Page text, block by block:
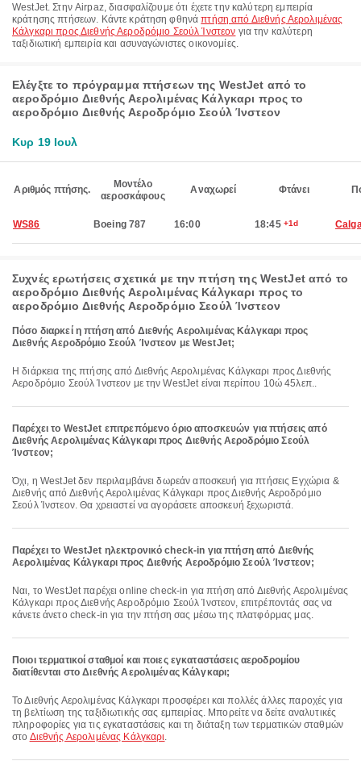
WestJet. Στην Airpaz, διασφαλίζουμε ότι έχετε την καλύτερη εμπειρία
κράτησης πτήσεων. Κάντε κράτηση φθηνάπτήση από Διεθνής Αερολιμένας
Κάλγκαρι προς Διεθνής Αεροδρόμιο Σεούλ Ίνστεον για την καλύτερη
ταξιδιωτική εμπειρία και ασυναγώνιστες οικονομίες.
Ελέγξτε το πρόγραμμα πτήσεων της WestJet από το
αεροδρόμιο Διεθνής Αερολιμένας Κάλγκαρι προς το
αεροδρόμιο Διεθνής Αεροδρόμιο Σεούλ Ίνστεον
Κυρ 19 Ιουλ
Αριθμός πτήσης.
Μοντέλο
αεροσκάφους
Αναχωρεί Φτάνει
WS86 Boeing 787 16:00 18:45 +1d
Συχνές ερωτήσεις σχετικά με την πτήση της WestJet από το
αεροδρόμιο Διεθνής Αερολιμένας Κάλγκαρι προς το
αεροδρόμιο Διεθνής Αεροδρόμιο Σεούλ Ίνστεον
Πόσο διαρκεί η πτήση από Διεθνής Αερολιμένας Κάλγκαρι προς
Διεθνής Αεροδρόμιο Σεούλ Ίνστεον με WestJet;
Η διάρκεια της πτήσης από Διεθνής Αερολιμένας Κάλγκαρι προς Διεθνής
Αεροδρόμιο Σεούλ Ίνστεον με την WestJet είναι περίπου 10ώ 45λεπ..
Παρέχει το WestJet επιτρεπόμενο όριο αποσκευών για πτήσεις από
Διεθνής Αερολιμένας Κάλγκαρι προς Διεθνής Αεροδρόμιο Σεούλ
Ίνστεον;
Όχι, η WestJet δεν περιλαμβάνει δωρεάν αποσκευή για πτήσεις Εγχώρια &
Διεθνής από Διεθνής Αερολιμένας Κάλγκαρι προς Διεθνής Αεροδρόμιο
Σεούλ Ίνστεον. Θα χρειαστεί να αγοράσετε αποσκευή ξεχωριστά.
Παρέχει το WestJet ηλεκτρονικό check-in για πτήση από Διεθνής
Αερολιμένας Κάλγκαρι προς Διεθνής Αεροδρόμιο Σεούλ Ίνστεον;
Ναι, το WestJet παρέχει online check-in για πτήση από Διεθνής Αερολιμένας
Κάλγκαρι προς Διεθνής Αεροδρόμιο Σεούλ Ίνστεον, επιτρέποντάς σας να
κάνετε άνετο check-in για την πτήση σας μέσω της πλατφόρμας μας.
Ποιοι τερματικοί σταθμοί και ποιες εγκαταστάσεις αεροδρομίου
διατίθενται στο Διεθνής Αερολιμένας Κάλγκαρι;
Το Διεθνής Αερολιμένας Κάλγκαρι προσφέρει και πολλές άλλες παροχές για
τη βελτίωση της ταξιδιωτικής σας εμπειρίας. Μπορείτε να δείτε αναλυτικές
πληροφορίες για τις εγκαταστάσεις και τη διάταξη των τερματικών σταθμών
στο Διεθνής Αερολιμένας Κάλγκαρι.